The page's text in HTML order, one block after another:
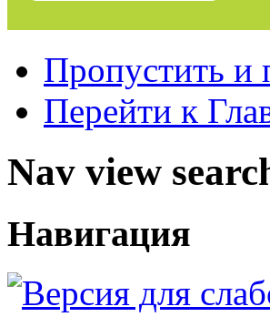
Пропустить и
Перейти к
Nav view
Навигация